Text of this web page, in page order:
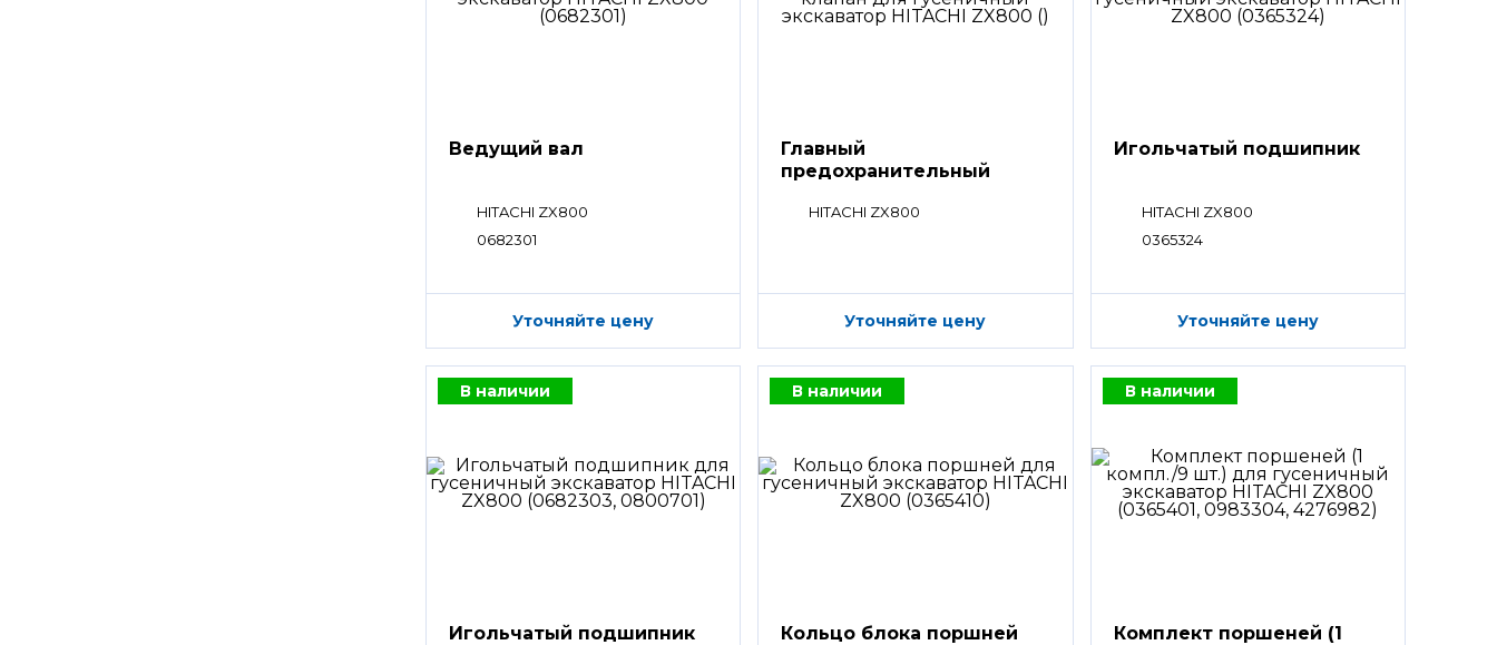
Ведущий вал
HITACHI ZX800
0682301
Уточняйте цену
Главный
предохранительный
HITACHI ZX800
Уточняйте цену
Игольчатый подшипник
HITACHI ZX800
0365324
Уточняйте цену
В наличии
Игольчатый подшипник
В наличии
Кольцо блока поршней
В наличии
Комплект поршеней (1